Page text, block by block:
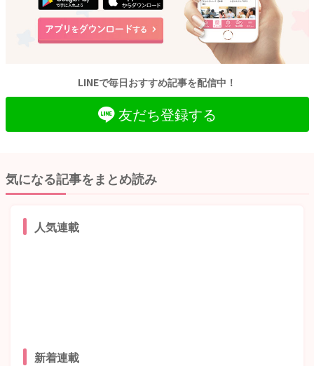
LINEで毎日おすすめ記事を配信中！
友だち登録する
気になる記事をまとめ読み
人気連載
新着連載